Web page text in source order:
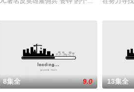
8集全 9.0 13集全